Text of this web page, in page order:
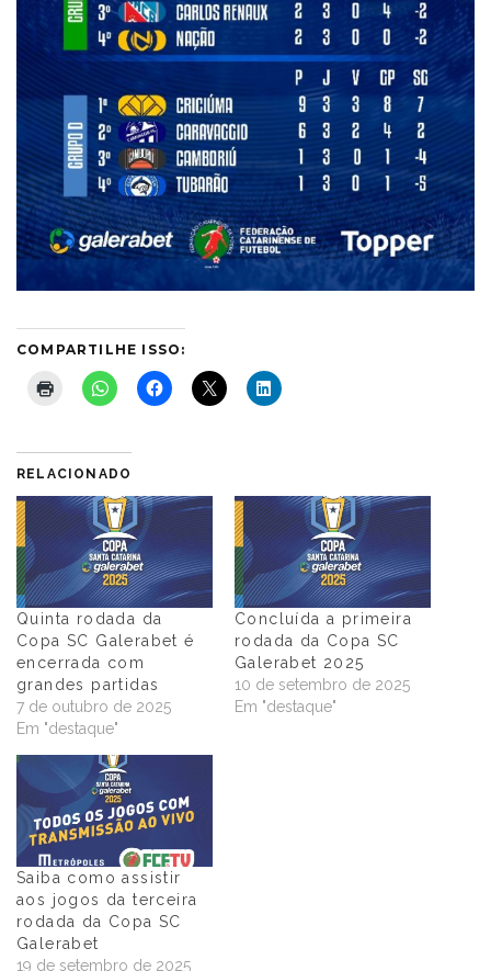
COMPARTILHE ISSO:
RELACIONADO
Quinta rodada da
Copa SC Galerabet é
encerrada com
grandes partidas
7 de outubro de 2025
Em "destaque"
Concluída a primeira
rodada da Copa SC
Galerabet 2025
10 de setembro de 2025
Em "destaque"
Saiba como assistir
aos jogos da terceira
rodada da Copa SC
Galerabet
19 de setembro de 2025